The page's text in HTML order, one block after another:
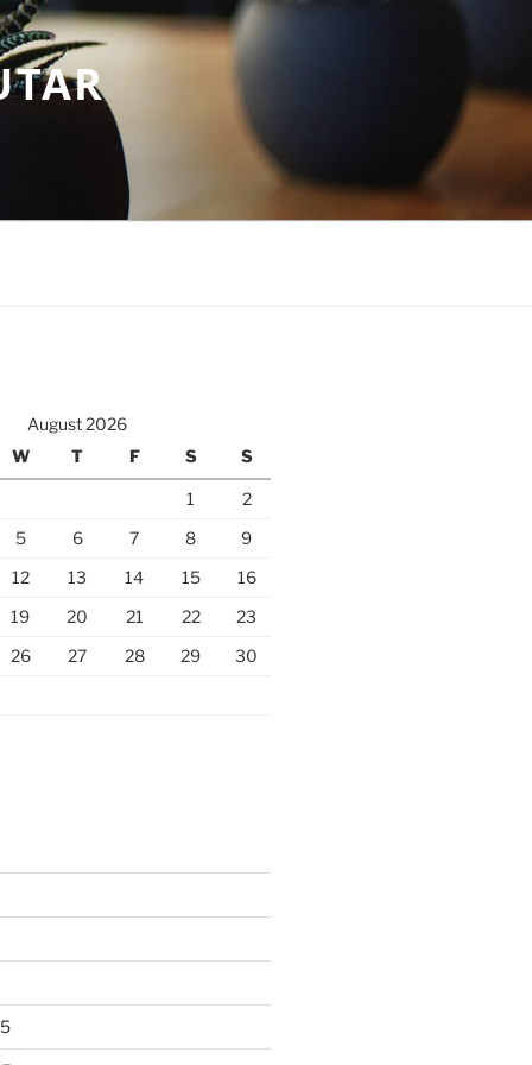
August 2026
W T F S S
1
2
5 6 7 8
9
12 13 14 15
16
19 20 21 22
23
26 27 28 29
30